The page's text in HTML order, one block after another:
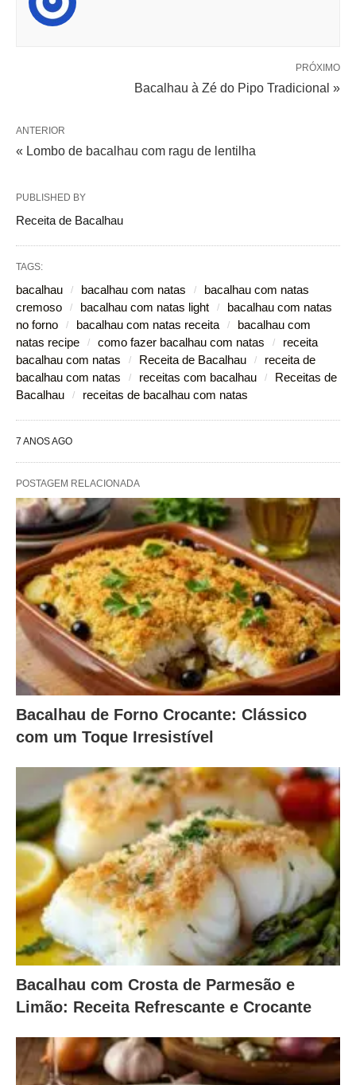
PRÓXIMO
Bacalhau à Zé do Pipo Tradicional »
ANTERIOR
« Lombo de bacalhau com ragu de lentilha
PUBLISHED BY
Receita de Bacalhau
TAGS:
bacalhau bacalhau com natas
bacalhau com natas
cremoso
bacalhau com natas light
bacalhau com natas
no forno
bacalhau com natas receita
bacalhau com
natas recipe
como fazer bacalhau com natas
receita
bacalhau com natas
Receita de Bacalhau
receita de
bacalhau com natas
receitas com bacalhau
Receitas de
Bacalhau
receitas de bacalhau com natas
7 ANOS AGO
POSTAGEM RELACIONADA
Bacalhau de Forno Crocante: Clássico
com um Toque Irresistível
Bacalhau com Crosta de Parmesão e
Limão: Receita Refrescante e Crocante